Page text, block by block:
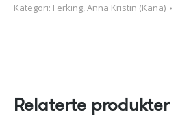
Kategori: Ferking, Anna Kristin (Kana)
Relaterte produkter